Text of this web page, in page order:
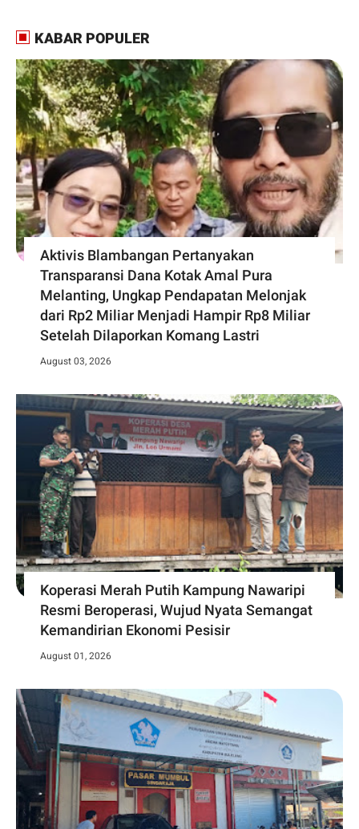
KABAR POPULER
Aktivis Blambangan Pertanyakan
Transparansi Dana Kotak Amal Pura
Melanting, Ungkap Pendapatan Melonjak
dari Rp2 Miliar Menjadi Hampir Rp8 Miliar
Setelah Dilaporkan Komang Lastri
August 03, 2026
Koperasi Merah Putih Kampung Nawaripi
Resmi Beroperasi, Wujud Nyata Semangat
Kemandirian Ekonomi Pesisir
August 01, 2026